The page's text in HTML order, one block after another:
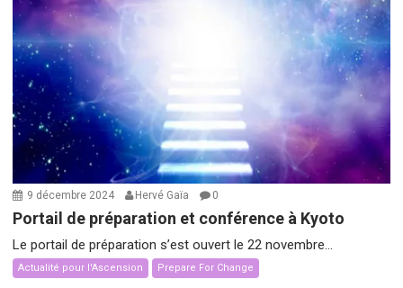
9 décembre 2024 Hervé Gaïa 0
Portail de préparation et conférence à Kyoto
Le portail de préparation s’est ouvert le 22 novembre...
Actualité pour l'Ascension Prepare For Change